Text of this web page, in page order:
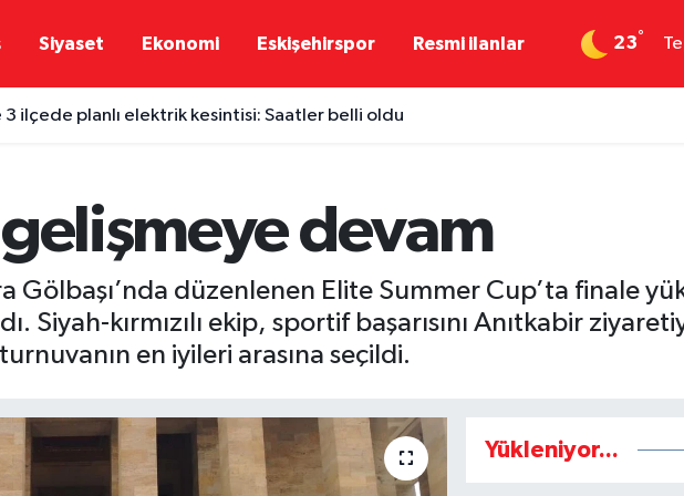
Siyaset Ekonomi Eskişehirspor Resmi ilanlar 23°
3 ilçede planlı elektrik kesintisi: Saatler belli oldu
devam
Gölbaşı’nda düzenlenen Elite Summer Cup’ta finale
Siyah-kırmızılı ekip, sportif başarısını Anıtkabir
en iyileri arasına seçildi.
Yükleniyor...